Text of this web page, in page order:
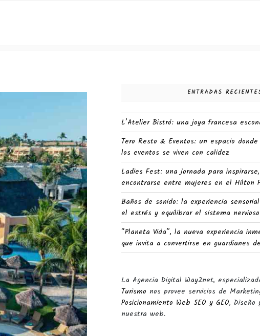
Brasil, Praia do Forte
ENTRADAS
L’Atelier Bistró: una joya francesa
Tero Resto & Eventos: un espacio
los eventos se viven con calidez
Ladies Fest: una jornada para
encontrarse entre mujeres en el Hilton
Baños de sonido: la experiencia
el estrés y equilibrar el sistema nervioso
“Planeta Vida”, la nueva experiencia
que invita a convertirse en guardianes
La Agencia Digital Way2net,
Turismo nos provee servicios de
Posicionamiento Web SEO y GEO, Diseño
nuestra web.